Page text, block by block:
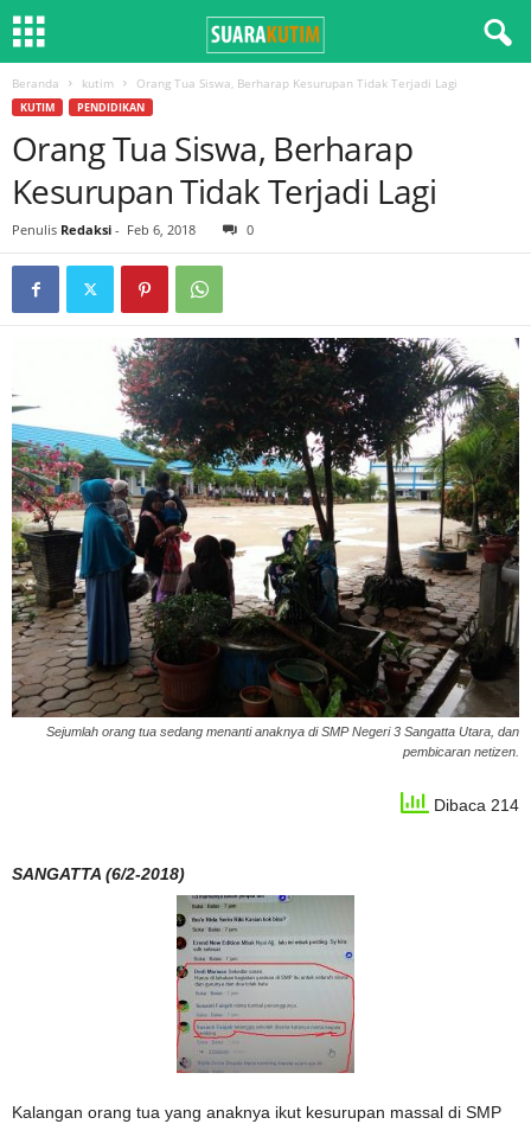
Beranda kutim Orang Tua Siswa, Berharap Kesurupan Tidak Terjadi Lagi
KUTIM PENDIDIKAN
Orang Tua Siswa, Berharap
Kesurupan Tidak Terjadi Lagi
Penulis Redaksi - Feb 6, 2018 0
Sejumlah orang tua sedang menanti anaknya di SMP Negeri 3 Sangatta Utara, dan
pembicaran netizen.
Dibaca 214
SANGATTA (6/2-2018)
Kalangan orang tua yang anaknya ikut kesurupan massal di SMP